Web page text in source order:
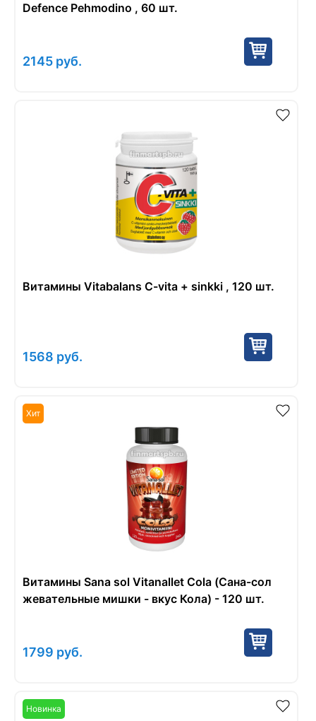
Defence Pehmodino , 60 шт.
2145 руб.
Витамины Vitabalans C-vita + sinkki , 120 шт.
1568 руб.
Хит
Витамины Sana sol Vitanallet Cola (Сана-сол
жевательные мишки - вкус Кола) - 120 шт.
1799 руб.
Новинка